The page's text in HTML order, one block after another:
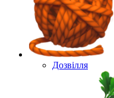
Дозвілля